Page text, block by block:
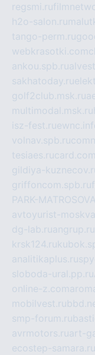
regsmi.ru
h2o-salon.ru
tango-perm.ru
webkrasotki.com
ankou.spb.ru
sakhatoday.ru
golf2club.msk.ru
multimodal.msk.ru
isz-fest.ru
volnav.spb.ru
tesiaes.ru
gildiya-
griffoncom.spb.ru
PARK-
avtoyurist-
dg-lab.ruangrup.ru
krsk124.ru
analitikaplus.ru
sloboda-ural.pp.ru
online-z.com
mobilvest.ru
smp-forum.ru
avrmotors.ruart-
ecostep-samara.ru